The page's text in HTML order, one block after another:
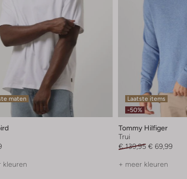
maten
kleuren
Laatste items
-50%
Tommy Hilfiger
Trui
€ 139,95 € 69,99
+ meer kleuren